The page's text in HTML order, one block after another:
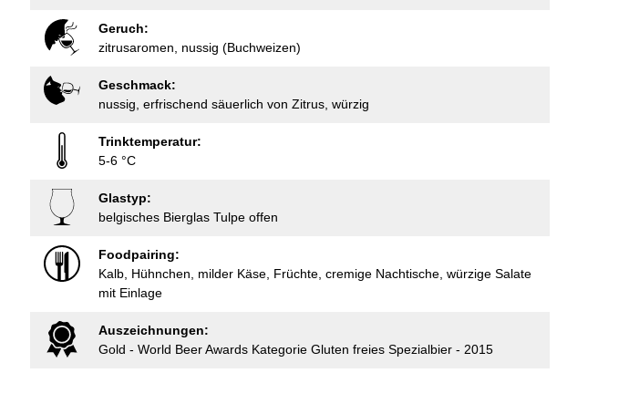
Geruch:
zitrusaromen, nussig (Buchweizen)
Geschmack:
nussig, erfrischend säuerlich von Zitrus, würzig
Trinktemperatur:
5-6 °C
Glastyp:
belgisches Bierglas Tulpe offen
Foodpairing:
Kalb, Hühnchen, milder Käse, Früchte, cremige Nachtische, würzige Salate
mit Einlage
Auszeichnungen:
Gold - World Beer Awards Kategorie Gluten freies Spezialbier - 2015